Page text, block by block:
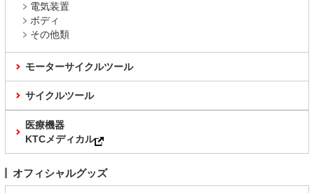
電気装置
ボディ
その他類
モーターサイクルツール
サイクルツール
医療機器
KTCメディカル
オフィシャルグッズ